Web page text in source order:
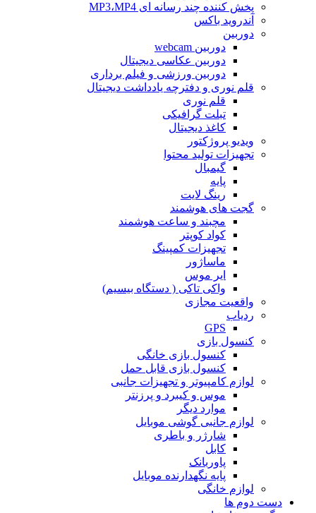
پخش کننده چند رسانه ای MP3،MP4
آندروید باکس
دوربین
دوربین webcam
دوربین عکاسی دیجیتال
دوربین‌ ورزشی و فیلم برداری
قلم نوری و دفترچه یادداشت دیجیتال
قلم نوری
تبلت گرافیکی
کاغذ دیجیتال
ویدیو پروژکتور
تجهیزات تولید محتوا
گیمبال
پایه
رینگ لایت
گجت های هوشمند
مچبند و ساعت هوشمند
کواد کوپتر
تجهیزات کمپینگ
ماساژور
ایر موس
واکی تاکی ( دستگاه بیسیم)
واقعیت مجازی
ردیاب
GPS
کنسول بازی
کنسول بازی خانگی
کنسول بازی قابل حمل
لوازم کامپیوتر و تجهیزات جانبی
موس و کیبرد و پرزنتر
موارد دیگر
لوازم جانبی گوشی موبایل
شارژر و باطری
کابل
پاوربانک
پایه نگهدارنده موبایل
لوازم خانگی
دست دوم ها